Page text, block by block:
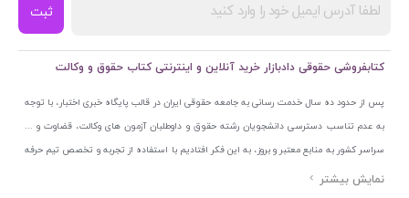
ثبت
کتابفروشی حقوقی دادبازار خرید آنلاین و اینترنتی کتاب حقوق و وکالت
پس از حدود ده سال خدمت رسانی به جامعه حقوقی ایران در قالب پایگاه خبری اختبار، با توجه
به عدم تناسب دسترسی دانشجویان رشته حقوق و داوطلبان آزمون های وکالت، قضاوت و ...
سراسر کشور به منابع معتبر و بروز، به این فکر افتادیم با استفاده از تجربه و تخصص تیم حرفه
ای اختبار خدمتی جدید به جامعه حقوقی ایران ارائه کنیم. به این منظور با راه اندازی و تجهیز